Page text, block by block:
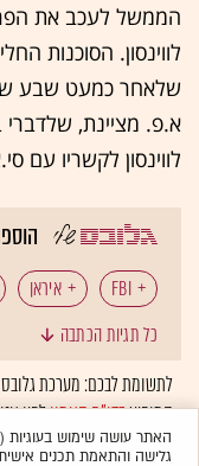
הממשל לעכב את
לווינסון. הסוכנות
שלאחר כמעט שבע
א.פ. מציינת, שלדברי
לווינסון לקשריו עם
FBI איראן
כל תגיות הכתבה
לתשומת לבכם: מערכת גלובס
המופיעבדו"ח האמוןלפיו
בלתי הולם אחר מסוננים
גלישה והתאמת תכנים